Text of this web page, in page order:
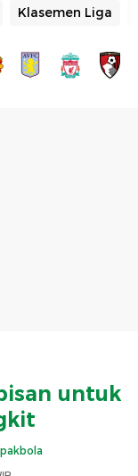
Klasemen Liga
untuk